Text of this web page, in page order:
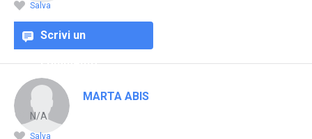
Salva
Scrivi un
commento
MARTA ABIS
N/A
Salva